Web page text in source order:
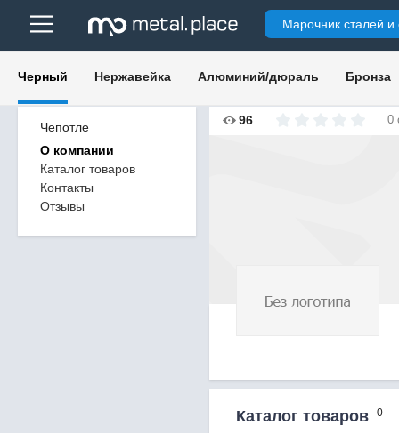
Марочник сталей и
Черный Нержавейка Алюминий/дюраль Бронза
Чепотле
О компании
Каталог товаров
Контакты
Отзывы
96 0
Каталог товаров 0